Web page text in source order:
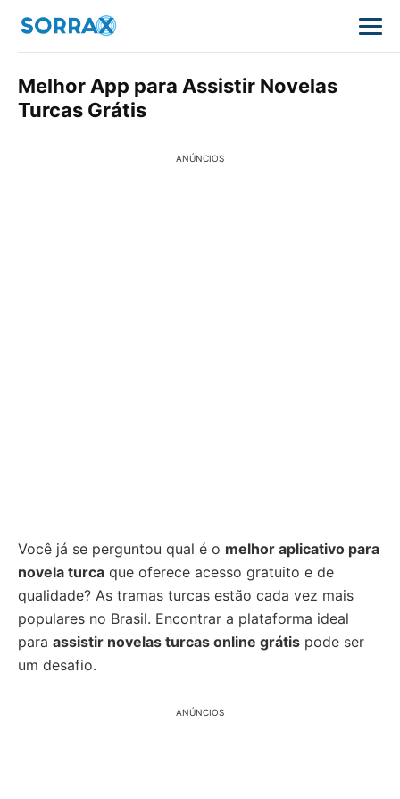
Melhor App para Assistir Novelas
Turcas Grátis
ANÚNCIOS
Você já se perguntou qual é o melhor aplicativo para
novela turca que oferece acesso gratuito e de
qualidade? As tramas turcas estão cada vez mais
populares no Brasil. Encontrar a plataforma ideal
para assistir novelas turcas online grátis pode ser
um desafio.
ANÚNCIOS